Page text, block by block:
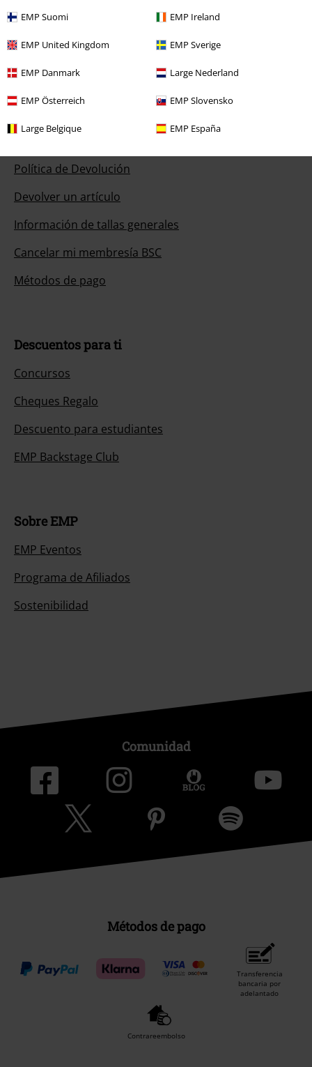
EMP Suomi EMP Ireland
EMP United Kingdom EMP Sverige
EMP Danmark Large Nederland
EMP Österreich EMP Slovensko
Large Belgique EMP España
a 17:00.Más información
Chat
Política de Devolución
Devolver un artículo
Información de tallas generales
Cancelar mi membresía BSC
Métodos de pago
Descuentos para ti
Concursos
Cheques Regalo
Descuento para estudiantes
EMP Backstage Club
Sobre EMP
EMP Eventos
Programa de Afiliados
Sostenibilidad
Comunidad
Métodos de pago
Transferencia
bancaria por
adelantado
Contrareembolso